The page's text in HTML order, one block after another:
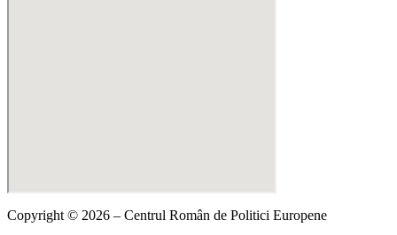
Copyright © 2026 – Centrul Român de Politici Europene